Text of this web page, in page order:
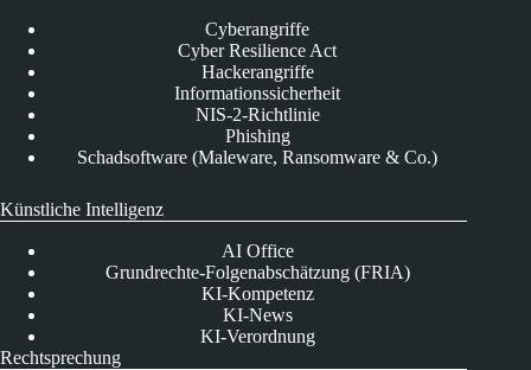
Cyberangriffe
Cyber Resilience Act
Hackerangriffe
Informationssicherheit
NIS-2-Richtlinie
Phishing
Schadsoftware (Maleware, Ransomware & Co.)
Künstliche Intelligenz
AI Office
Grundrechte-Folgenabschätzung (FRIA)
KI-Kompetenz
KI-News
KI-Verordnung
Rechtsprechung